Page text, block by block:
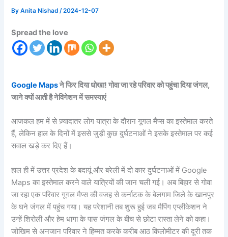
ByAnita Nishad/2024-12-07
Spread the love
Google Mapsने फिर दिया धोखा! गोवा जा रहे परिवार को पहुंचा दिया जंगल,
जाने क्यों आती है नेविगेशन में समस्याएं
आजकल हम में से ज़्यादातर लोग यात्रा के दौरान गूगल मैप्स का इस्तेमाल करते
हैं, लेकिन हाल के दिनों में इससे जुड़ी कुछ दुर्घटनाओं ने इसके इस्तेमाल पर कई
सवाल खड़े कर दिए हैं।
हाल ही में उत्तर प्रदेश के बदायूं और बरेली में दो कार दुर्घटनाओं में Google
Maps का इस्तेमाल करने वाले यात्रियों की जान चली गई। अब बिहार से गोवा
जा रहा एक परिवार गूगल मैप्स की वजह से कर्नाटक के बेलगाम जिले के खानपुर
के घने जंगल में पहुंच गया। यह परेशानी तब शुरू हुई जब मैपिंग एप्लीकेशन ने
उन्हें शिरोली और हेम धागा के पास जंगल के बीच से छोटा रास्ता लेने को कहा।
जोखिम से अनजान परिवार ने हिम्मत करके करीब आठ किलोमीटर की दूरी तक